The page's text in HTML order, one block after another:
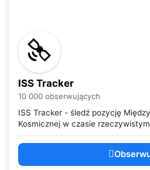
ISS Tracker
10 000 obserwujących
ISS Tracker - śledź pozycję
Kosmicznej w czasie